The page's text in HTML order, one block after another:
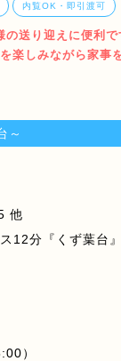
内覧OK・即引渡可
送り迎えに便利で
楽しみながら家事
～
他
12分『くず葉台
）